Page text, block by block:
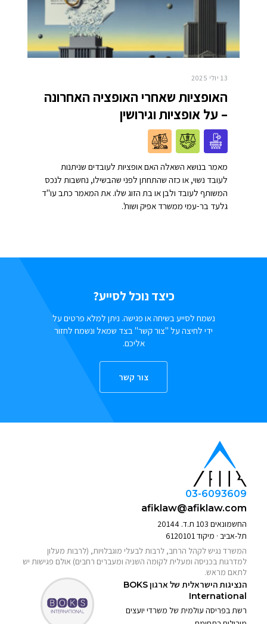
13 יולי 2025
האופציות שאחרי האופציה האחרונה
– על אופציות וגירושין
מאמר בנושא השאלה האם אופציות לעובדים שניתנות
לעובד נשוי, או כזה שהתחתן לפני שהבשילו, נחשבות לנכס
המשותף לעובד ולבן או בת הזוג שלו. את המאמר כתב עו"ד
גלעד בר-עמי ממשרד אפיק ושות'.
כיצד נוכל לסייע?
נשמח לסייע בשיחה או פגישה. ניתן למלא פרטים על
ידי לחיצה על "צור קשר" בצד שמאל ונשמח לחזור
אליכם.
צור קשר
03-6093609
afiklaw@afiklaw.com
החשמונאים 103 ת.ד. 20144
תל-אביב · מיקוד 6120101
המשרד נגיש לקהל הרחב, לרבות לבעלי מוגבלויות, (לרבות מעלון
למדרגות בכניסה ומעלית לקומה השניה ומעברים רחבים) אולם פגישות יש
לתאם מראש.
הנציגות הישראלית של ארגוןBOKS
International
רשת בפריסה עולמית של משרדי יועצים